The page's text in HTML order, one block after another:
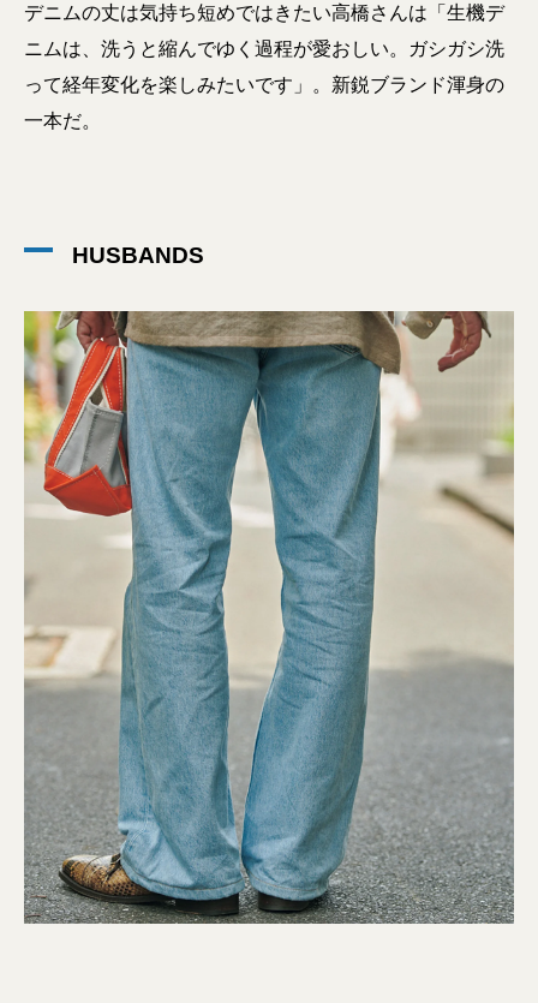
デニムの丈は気持ち短めではきたい高橋さんは「生機デ
ニムは、洗うと縮んでゆく過程が愛おしい。ガシガシ洗
って経年変化を楽しみたいです」。新鋭ブランド渾身の
一本だ。
HUSBANDS